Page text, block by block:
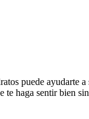
puede ayudarte
te haga sentir bien